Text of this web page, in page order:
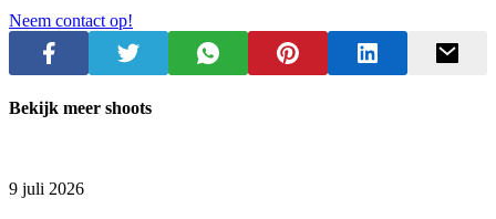
Neem contact op!
Bekijk meer shoots
9 juli 2026